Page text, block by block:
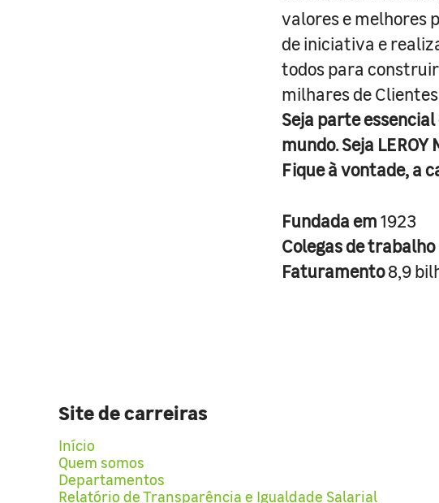
valores e melhores
de iniciativa e
todos para
milhares de
Seja parte
mundo. Seja
Fique à vontade, a
Fundada em1923
Colegas de trabalho
Faturamento8,9
Site de carreiras
Início
Quem somos
Departamentos
Relatório de Transparência e Igualdade Salarial